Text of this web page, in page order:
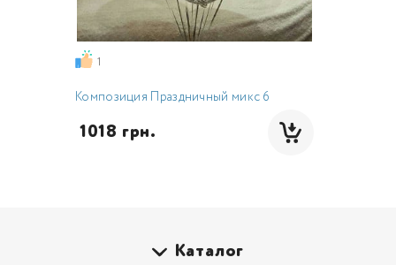
1
Композиция Праздничный микс 6
1018 грн.
Каталог